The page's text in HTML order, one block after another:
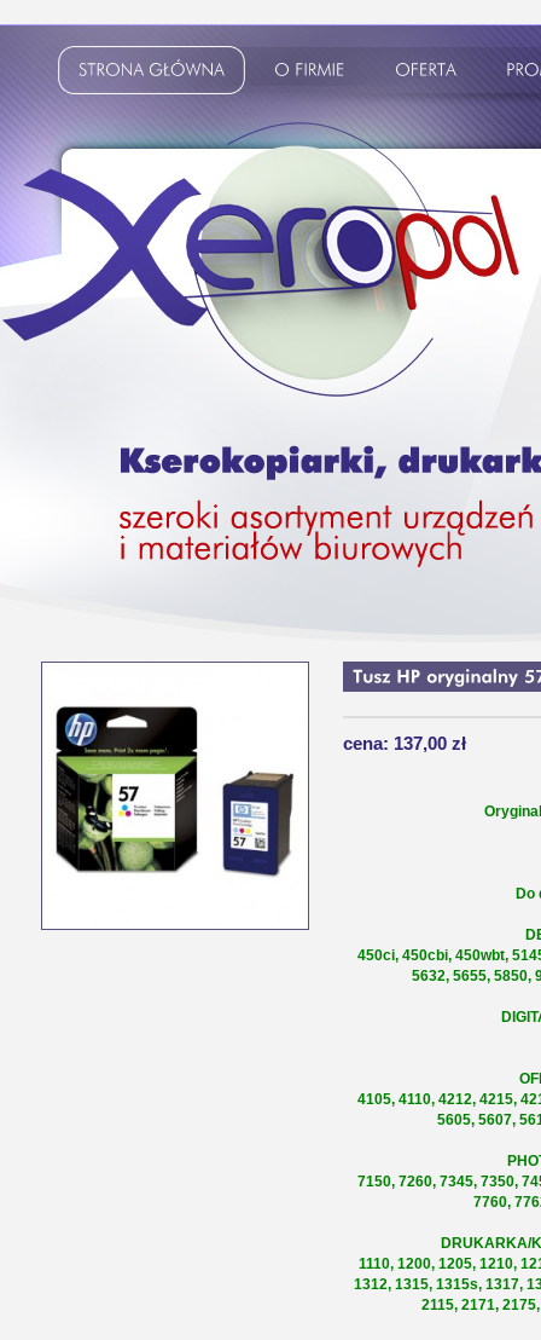
cena: 137,00 zł
Do
450ci, 450cbi, 450wbt,
5632, 5655, 5850,
4105, 4110, 4212, 4215,
5605, 5607,
7150, 7260, 7345, 7350,
7760,
DRUKARKA/
1110, 1200, 1205, 1210,
1312, 1315, 1315s, 1317,
2115, 2171,